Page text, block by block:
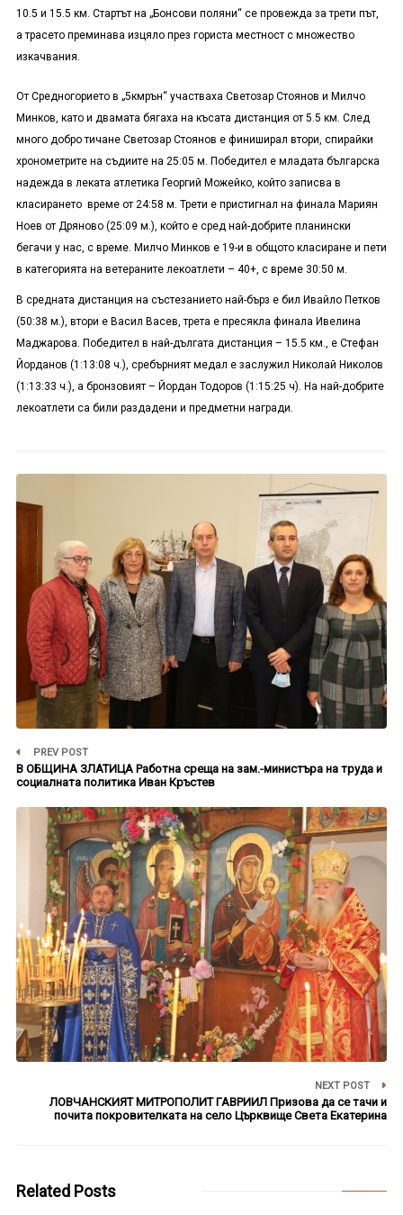
10.5 и 15.5 км. Стартът на „Бонсови поляни“ се провежда за трети път,
а трасето преминава изцяло през гориста местност с множество
изкачвания.
От Средногорието в „5кмрън“ участваха Светозар Стоянов и Милчо
Минков, като и двамата бягаха на късата дистанция от 5.5 км. След
много добро тичане Светозар Стоянов е финиширал втори, спирайки
хронометрите на съдиите на 25:05 м. Победител е младата българска
надежда в леката атлетика Георгий Можейко, който записва в
класирането време от 24:58 м. Трети е пристигнал на финала Мариян
Ноев от Дряново (25:09 м.), който е сред най-добрите планински
бегачи у нас, с време. Милчо Минков е 19-и в общото класиране и пети
в категорията на ветераните лекоатлети – 40+, с време 30:50 м.
В средната дистанция на състезанието най-бърз е бил Ивайло Петков
(50:38 м.), втори е Васил Васев, трета е пресякла финала Ивелина
Маджарова. Победител в най-дългата дистанция – 15.5 км., е Стефан
Йорданов (1:13:08 ч.), сребърният медал е заслужил Николай Николов
(1:13:33 ч.), а бронзовият – Йордан Тодоров (1:15:25 ч). На най-добрите
лекоатлети са били раздадени и предметни награди.
PREV POST
В ОБЩИНА ЗЛАТИЦА Работна среща на зам.-министъра на труда и
социалната политика Иван Кръстев
NEXT POST
ЛОВЧАНСКИЯТ МИТРОПОЛИТ ГАВРИИЛ Призова да се тачи и
почита покровителката на село Църквище Света Екатерина
Related Posts